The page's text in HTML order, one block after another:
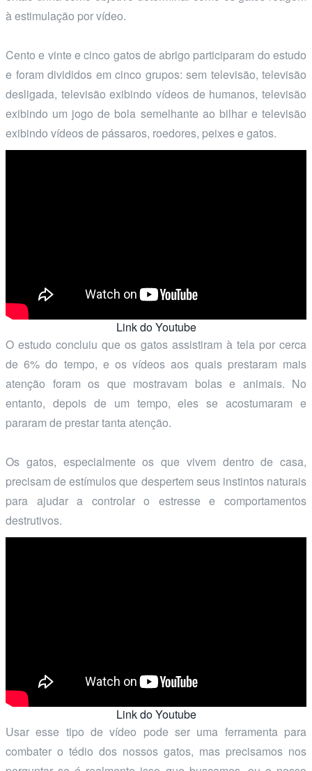
à estimulação por vídeo.
Cento e vinte e cinco gatos de abrigo participaram do estudo
e foram divididos em cinco grupos: sem televisão, televisão
desligada, televisão exibindo vídeos de humanos, televisão
exibindo um jogo de bola semelhante ao bilhar e televisão
exibindo vídeos de pássaros, roedores, peixes e gatos.
Link do Youtube
O estudo concluiu que os gatos assistiram à tela por cerca
de 6% do tempo, e os vídeos aos quais prestaram mais
atenção foram os que mostravam bolas e animais. No
entanto, depois de um tempo, eles se acostumaram e
pararam de prestar tanta atenção.
Os gatos, especialmente os que vivem dentro de casa,
precisam de estímulos que despertem seus instintos naturais
para ajudar a controlar o estresse e comportamentos
destrutivos.
Link do Youtube
Usar esse tipo de vídeo pode ser uma ferramenta para
combater o tédio dos nossos gatos, mas precisamos nos